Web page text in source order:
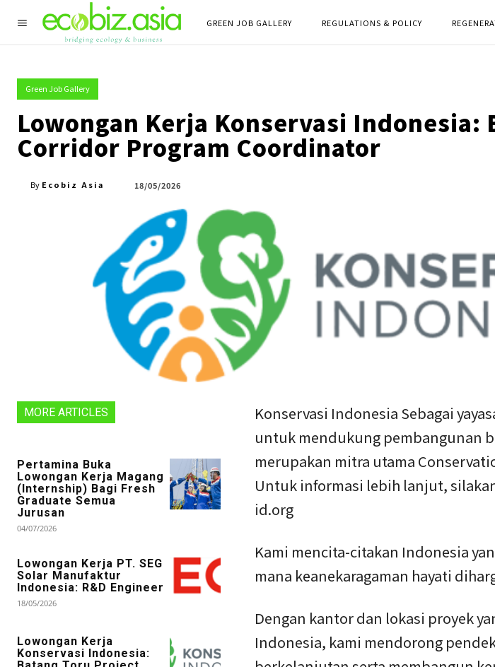
GREEN JOB GALLERY REGULATIONS & POLICY
Green Job Gallery
Lowongan Kerja Konservasi Indonesia:
Corridor Program Coordinator
By Ecobiz Asia 18/05/2026
MORE ARTICLES
Pertamina Buka
Lowongan Kerja Magang
(Internship) Bagi Fresh
Graduate Semua
Jurusan
04/07/2026
Lowongan Kerja PT. SEG
Solar Manufaktur
Indonesia: R&D Engineer
18/05/2026
Lowongan Kerja
Konservasi Indonesia:
Konservasi Indonesia Sebagai
untuk mendukung pembangunan
merupakan mitra utama
Untuk informasi lebih lanjut,
id.org
Kami mencita-citakan Indonesia
mana keanekaragaman hayati
Dengan kantor dan lokasi proyek
Indonesia, kami mendorong